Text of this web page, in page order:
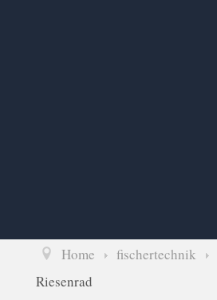
Home fischertechnik
Riesenrad